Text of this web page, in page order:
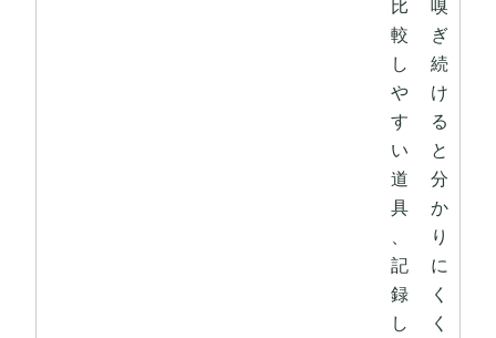
比
較
し
や
す
い
道
具
記
録
し
嗅
ぎ
続
け
る
と
分
か
り
に
く
く